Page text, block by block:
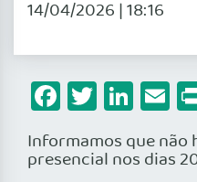
14/04/2026 | 18:16
Facebook
Twitter
Informamos que não
presencial nos dias